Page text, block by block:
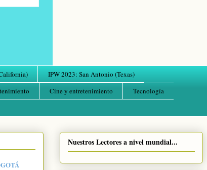
IPW 2023: San Antonio (Texas)
Cine y entretenimiento
Tecnología
Nuestros Lectores a nivel mundial...